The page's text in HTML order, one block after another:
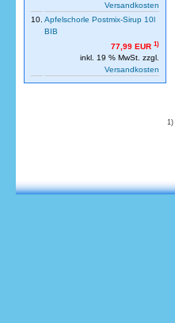
Versandkosten
10. Apfelschorle Postmix-Sirup 10l
BIB
77,99 EUR 1)
inkl. 19 % MwSt. zzgl.
Versandkosten
1)